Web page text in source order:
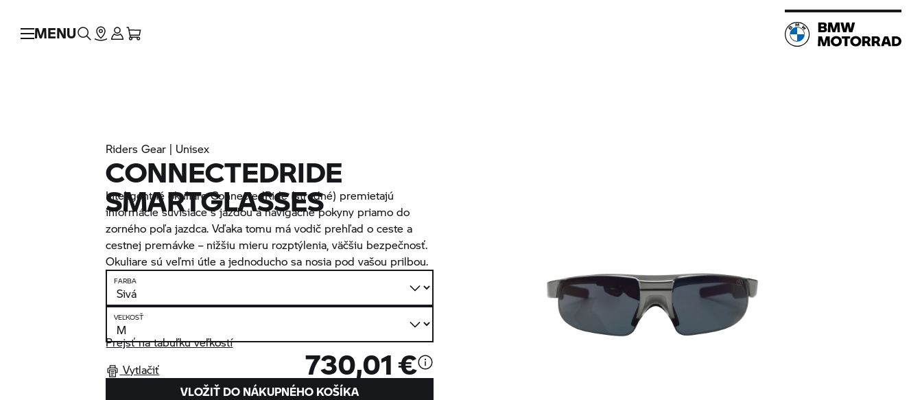
MENU
Riders Gear | Unisex
CONNECTEDRIDE
SMARTGLASSES
Inteligentné okuliare ConnectedRide (stredné) premietajú
informácie súvisiace s jazdou a navigačné pokyny priamo do
zorného poľa jazdca. Vďaka tomu má vodič prehľad o ceste a
cestnej premávke – nižšiu mieru rozptýlenia, väčšiu bezpečnosť.
Okuliare sú veľmi útle a jednoducho sa nosia pod vašou prilbou.
FARBA
VEĽKOSŤ
Prejsť na tabuľku veľkostí
Vytlačiť
730,01 €
VLOŽIŤ DO NÁKUPNÉHO KOŠÍKA